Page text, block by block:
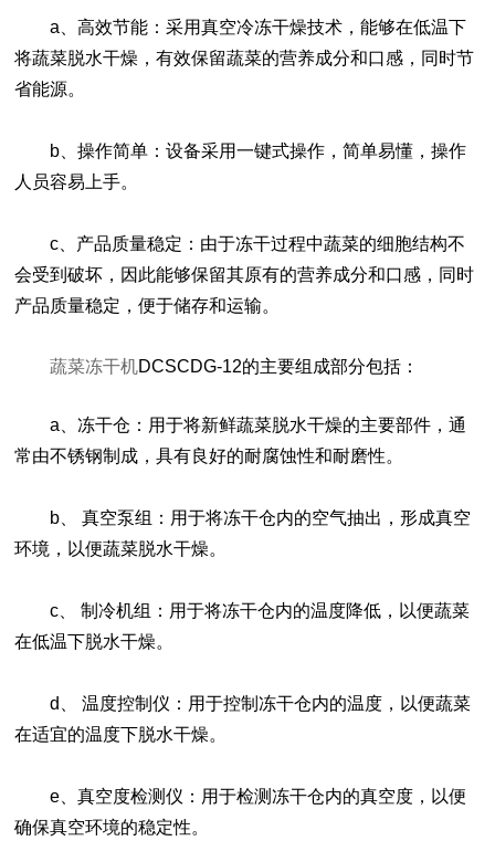
a、高效节能：采用真空冷冻干燥技术，能够在低温下
将蔬菜脱水干燥，有效保留蔬菜的营养成分和口感，同时节
省能源。
b、操作简单：设备采用一键式操作，简单易懂，操作
人员容易上手。
c、产品质量稳定：由于冻干过程中蔬菜的细胞结构不
会受到破坏，因此能够保留其原有的营养成分和口感，同时
产品质量稳定，便于储存和运输。
蔬菜冻干机DCSCDG-12的主要组成部分包括：
a、冻干仓：用于将新鲜蔬菜脱水干燥的主要部件，通
常由不锈钢制成，具有良好的耐腐蚀性和耐磨性。
b、 真空泵组：用于将冻干仓内的空气抽出，形成真空
环境，以便蔬菜脱水干燥。
c、 制冷机组：用于将冻干仓内的温度降低，以便蔬菜
在低温下脱水干燥。
d、 温度控制仪：用于控制冻干仓内的温度，以便蔬菜
在适宜的温度下脱水干燥。
e、真空度检测仪：用于检测冻干仓内的真空度，以便
确保真空环境的稳定性。